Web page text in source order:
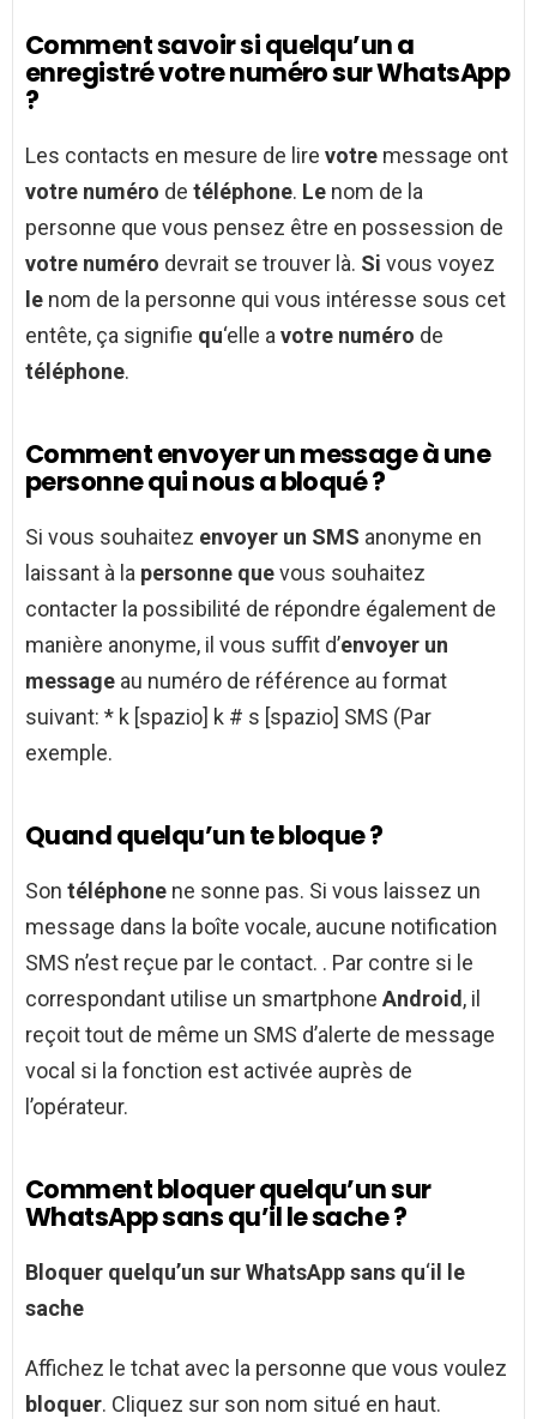
Comment savoir si quelqu’un a
enregistré votre numéro sur WhatsApp
?
Les contacts en mesure de lire votre message ont
votre numéro de téléphone. Le nom de la
personne que vous pensez être en possession de
votre numéro devrait se trouver là. Si vous voyez
le nom de la personne qui vous intéresse sous cet
entête, ça signifie qu‘elle a votre numéro de
téléphone.
Comment envoyer un message à une
personne qui nous a bloqué ?
Si vous souhaitez envoyer un SMS anonyme en
laissant à la personne quevous souhaitez
contacter la possibilité de répondre également de
manière anonyme, il vous suffit d’envoyer un
message au numéro de référence au format
suivant: * k [spazio] k # s [spazio] SMS (Par
exemple.
Quand quelqu’un te bloque ?
Son téléphone ne sonne pas. Si vous laissez un
message dans la boîte vocale, aucune notification
SMS n’est reçue par le contact. . Par contre si le
correspondant utilise un smartphone Android , il
reçoit tout de même un SMS d’alerte de message
vocal si la fonction est activée auprès de
l’opérateur.
Comment bloquer quelqu’un sur
WhatsApp sans qu’il le sache ?
Bloquer quelqu’un sur WhatsApp sans qu‘il le
sache
Affichez le tchat avec la personne que vous voulez
bloquer. Cliquez sur son nom situé en haut.